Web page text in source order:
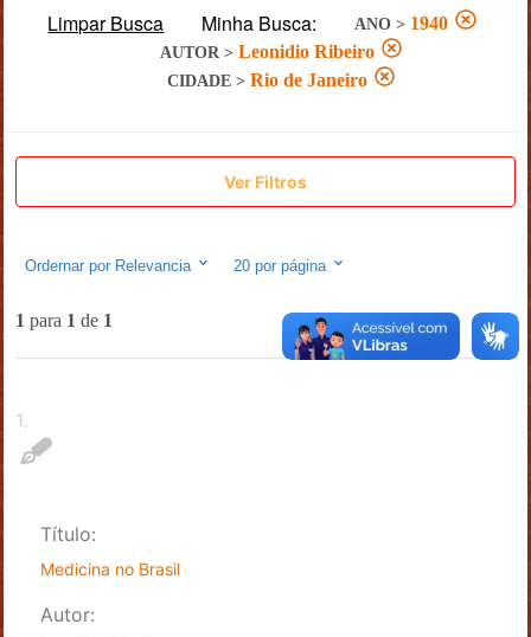
Limpar Busca Minha Busca: ANO > 1940
AUTOR> Leonidio Ribeiro
CIDADE> Rio de Janeiro
Ver Filtros
Ordernar por Relevancia 20por página
1 para 1 de 1
1.
Título:
Medicina no Brasil
Autor: